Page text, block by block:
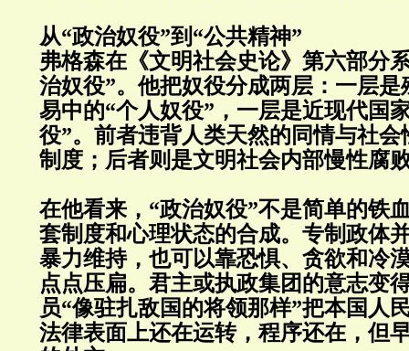
从“政治奴役”到“公共精神”
弗格森在《文明社会史论》第六部分
治奴役”。他把奴役分成两层：一层
易中的“个人奴役”，一层是近现代国
役”。前者违背人类天然的同情与社会
制度；后者则是文明社会内部慢性腐
在他看来，“政治奴役”不是简单的铁
套制度和心理状态的合成。专制政体
暴力维持，也可以靠恐惧、贪欲和冷
点点压扁。君主或执政集团的意志变
员“像驻扎敌国的将领那样”把本国人
法律表面上还在运转，程序还在，但